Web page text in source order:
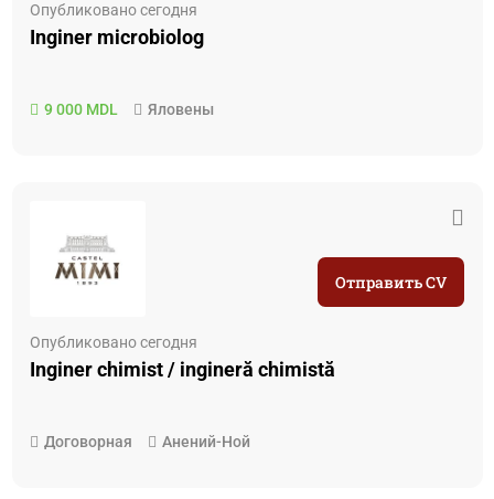
Опубликовано сегодня
Inginer microbiolog
9 000 MDL Яловены
Опубликовано сегодня
Inginer chimist / ingineră chimistă
Договорная Анений-Ной
Отправить CV